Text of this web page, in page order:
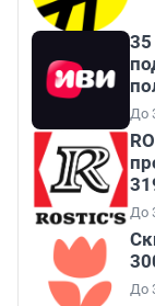
35
До
До
До